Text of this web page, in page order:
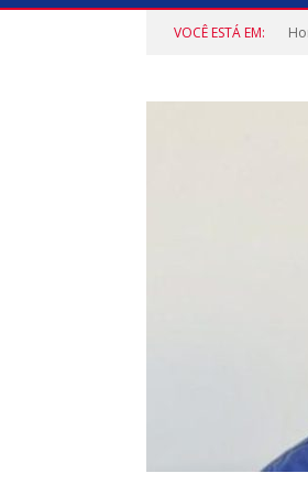
VOCÊ ESTÁ EM: